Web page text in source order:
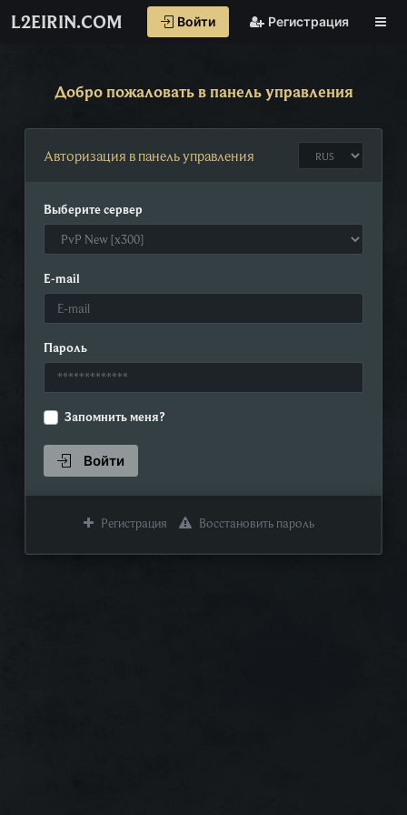
L2EIRIN.COM Войти Регистрация
Добро пожаловать в панель управления
Авторизация в панель управления
Выберите сервер
E-mail
Пароль
Запомнить меня?
Войти
Регистрация Восстановить пароль